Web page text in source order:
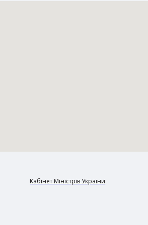
Кабінет Міністрів України